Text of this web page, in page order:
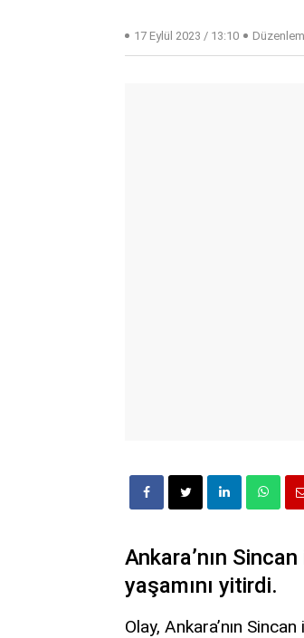
17 Eylül 2023 / 13:10
Ankara’nın
yaşamını yitirdi.
Olay, Ankara’nın